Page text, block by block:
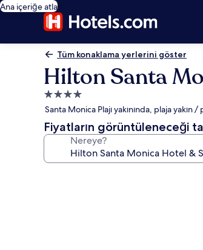
Ana içeriğe atla
Tüm konaklama yerlerini göster
Hilton Santa
4.0
yıldızlı
konaklama
yeri
Santa Monica Plajı yakınında, plaja yakın
Fiyatların görüntüleneceği
Nereye?